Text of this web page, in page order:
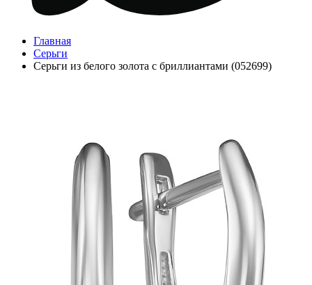
Главная
Серьги
Серьги из белого золота с бриллиантами (052699)